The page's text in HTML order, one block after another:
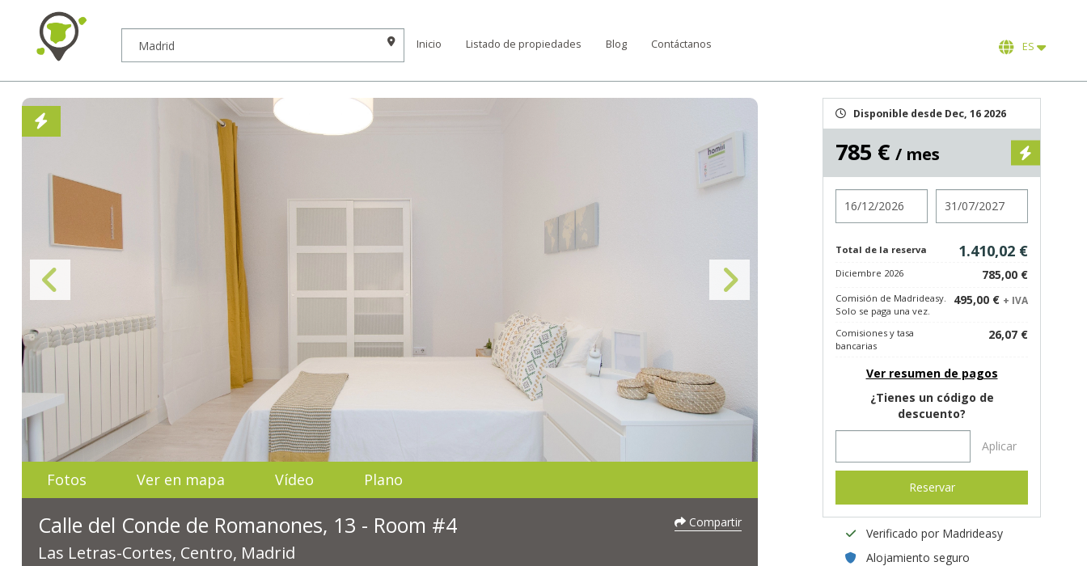
Inicio Listado de propiedades Blog Contáctanos ES
Fotos Ver en mapa Vídeo Plano
Calle del Conde de Romanones, 13 - Room #4
Las Letras-Cortes, Centro, Madrid
Compartir
Disponible desde Dec, 16 2026
785 € / mes
Total de la reserva 1.410,02 €
Diciembre 2026 785,00 €
Comisión de Madrideasy.
Solo se paga una vez.
495,00 € + IVA
Comisiones y tasa
bancarias
26,07 €
Ver resumen de pagos
¿Tienes un código de
descuento?
Aplicar
Reservar
Verificado por Madrideasy
Alojamiento seguro